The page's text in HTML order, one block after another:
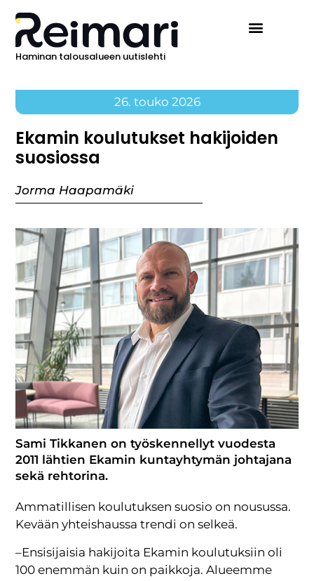
Haminan talousalueen uutislehti
26. touko 2026
Ekamin koulutukset hakijoiden
suosiossa
Jorma Haapamäki
Sami Tikkanen on työskennellyt vuodesta
2011 lähtien Ekamin kuntayhtymän johtajana
sekä rehtorina.
Ammatillisen koulutuksen suosio on nousussa.
Kevään yhteishaussa trendi on selkeä.
–Ensisijaisia hakijoita Ekamin koulutuksiin oli
100 enemmän kuin on paikkoja. Alueemme